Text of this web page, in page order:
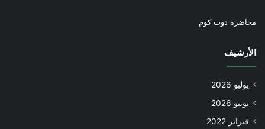
محاضرة دوت كوم
الأرشيف
يوليو 2026
يونيو 2026
فبراير 2022